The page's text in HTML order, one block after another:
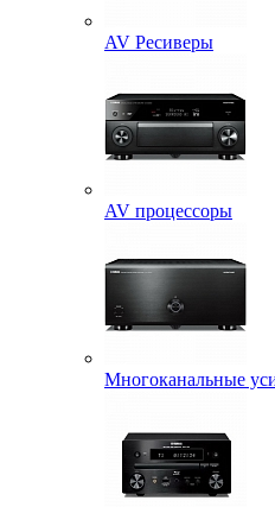
AV Ресиверы
AV процессоры
Многоканальные